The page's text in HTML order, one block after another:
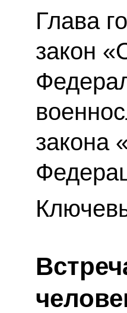
Глава
закон
закона